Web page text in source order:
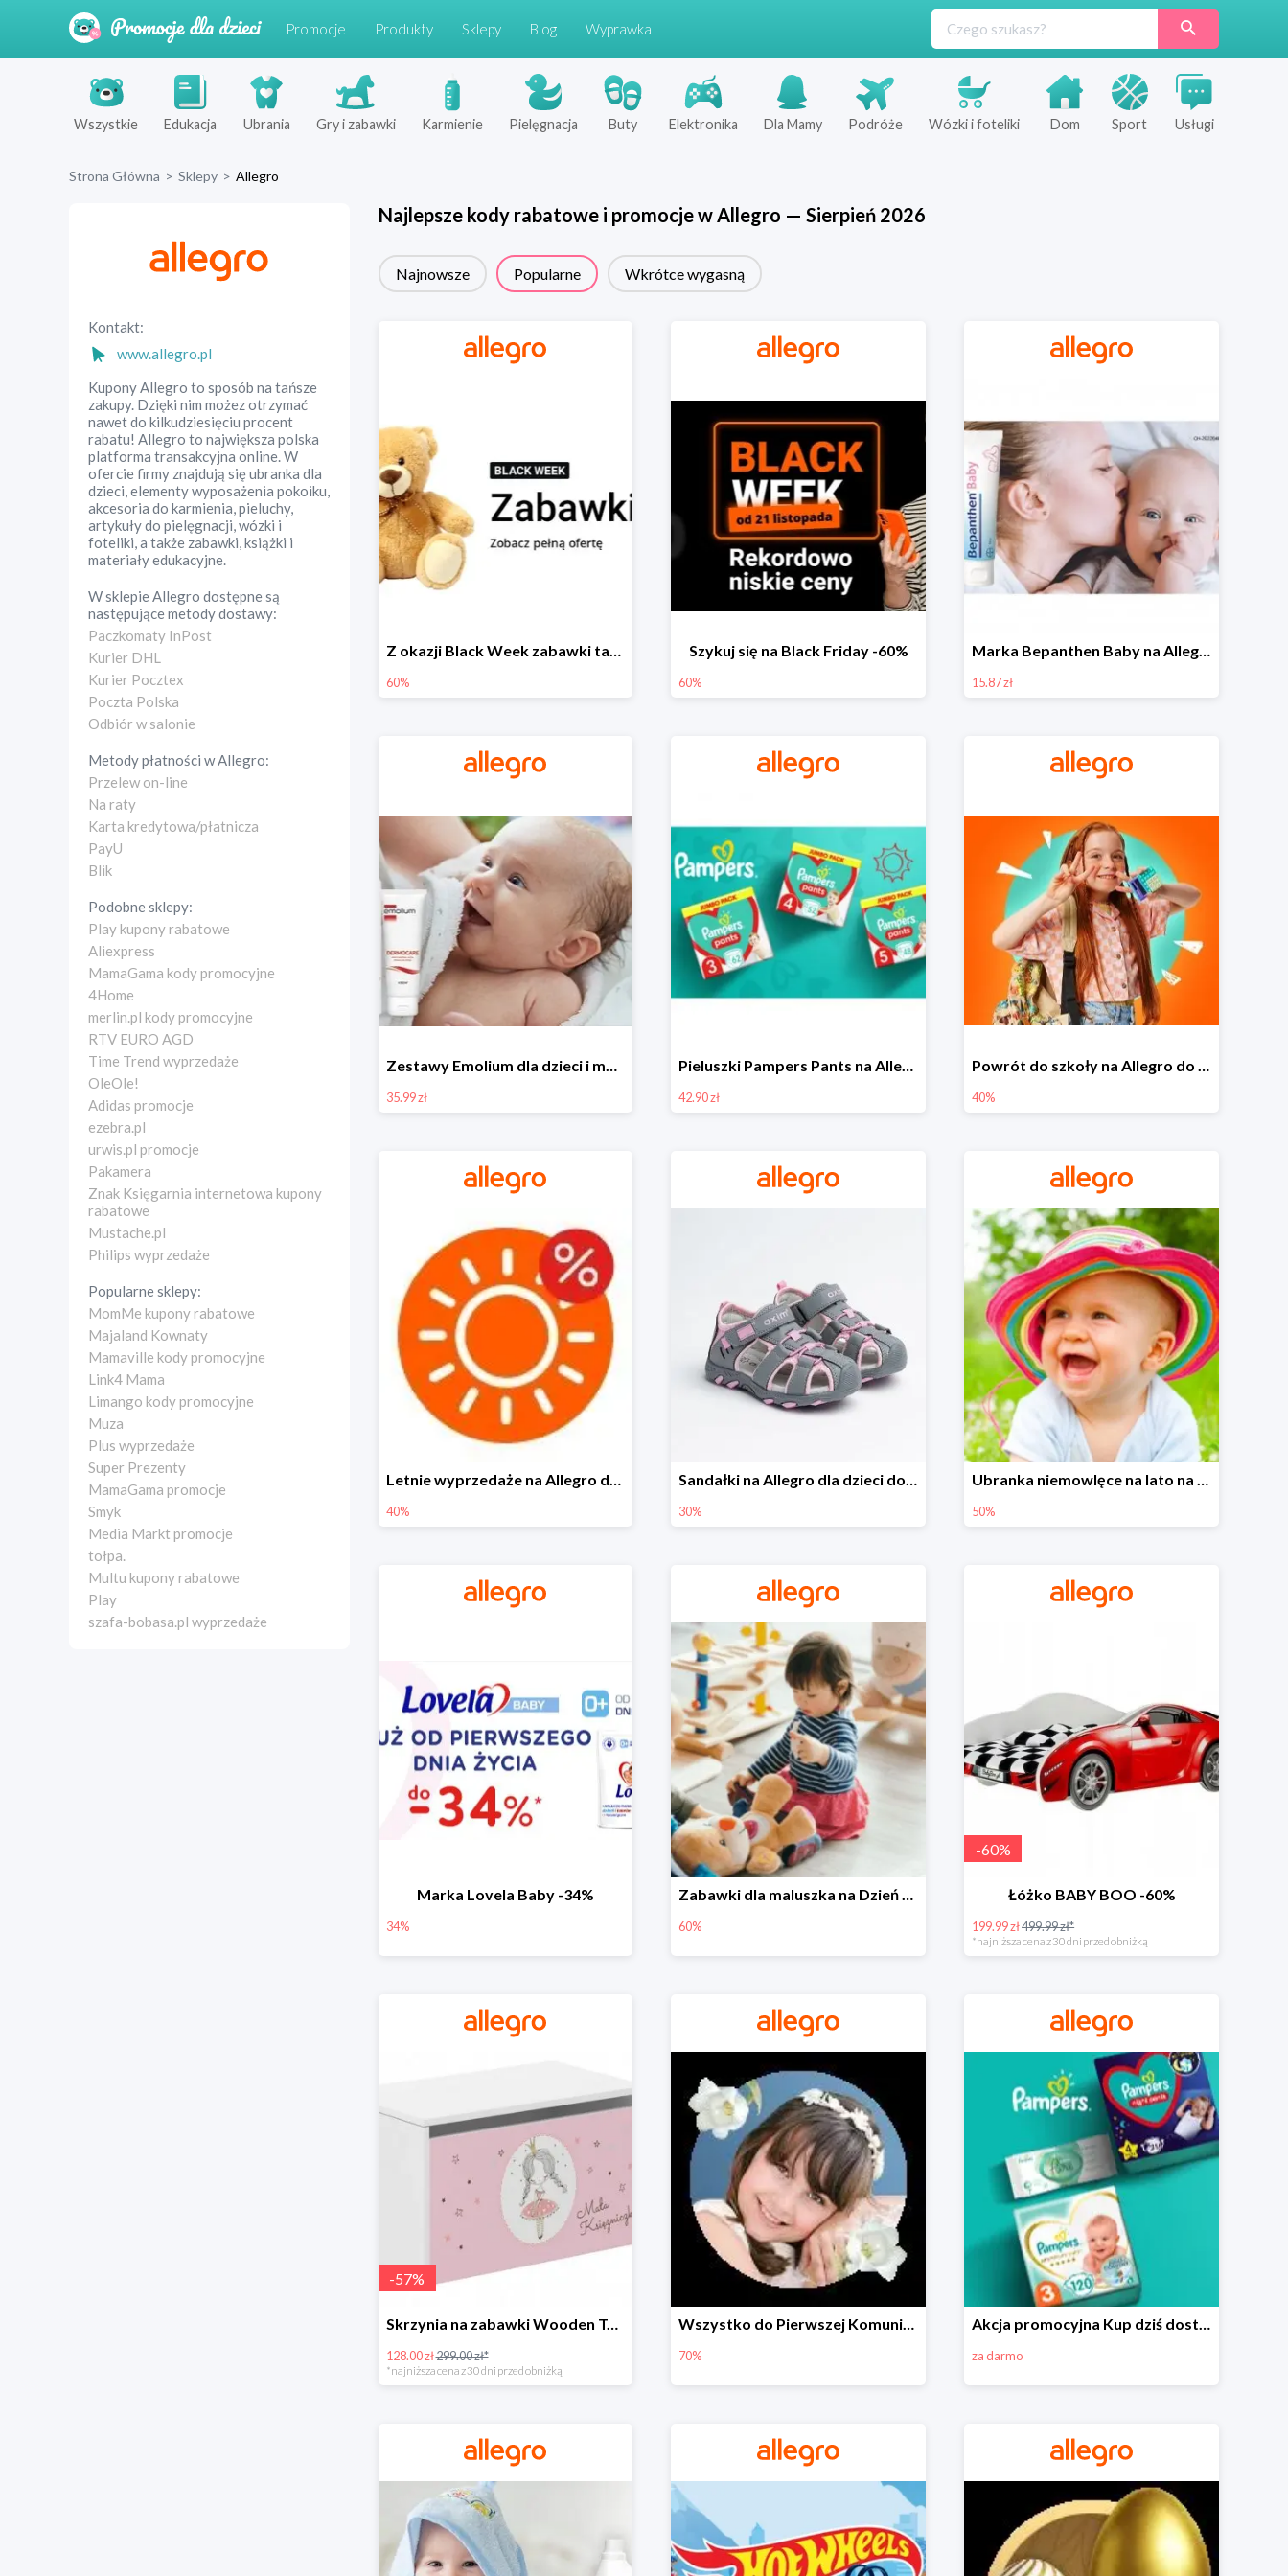
Promocje Produkty Sklepy Blog Wyprawka
Wszystkie Edukacja Ubrania Gry i zabawki Karmienie Pielęgnacja Buty Elektronika Dla Mamy Podróże Wózki i foteliki Dom Sport Usługi
Strona Główna > Sklepy > Allegro
Kontakt:
www.allegro.pl
Kupony Allegro to sposób na tańsze
zakupy. Dzięki nim możez otrzymać
nawet do kilkudziesięciu procent
rabatu! Allegro to największa polska
platforma transakcyjna online. W
ofercie firmy znajdują się ubranka dla
dzieci, elementy wyposażenia pokoiku,
akcesoria do karmienia, pieluchy,
artykuły do pielęgnacji, wózki i
foteliki, a także zabawki, książki i
materiały edukacyjne.
W sklepieAllegro dostępne są
następujące metody dostawy:
Paczkomaty InPost
Kurier DHL
Kurier Pocztex
Poczta Polska
Odbiór w salonie
Metody płatności wAllegro:
Przelew on-line
Na raty
Karta kredytowa/płatnicza
PayU
Blik
Podobne sklepy:
Play kupony rabatowe
Aliexpress
MamaGama kody promocyjne
4Home
merlin.pl kody promocyjne
RTV EURO AGD
Time Trend wyprzedaże
OleOle!
Adidas promocje
ezebra.pl
urwis.pl promocje
Pakamera
Znak Księgarnia internetowa kupony
rabatowe
Mustache.pl
Philips wyprzedaże
Popularne sklepy:
MomMe kupony rabatowe
Majaland Kownaty
Mamaville kody promocyjne
Link4 Mama
Limango kody promocyjne
Muza
Plus wyprzedaże
Super Prezenty
MamaGama promocje
Smyk
Media Markt promocje
tołpa.
Multu kupony rabatowe
Play
szafa-bobasa.pl wyprzedaże
Najlepsze kody rabatowe i promocje wAllegro — Sierpień 2026
Najnowsze Popularne Wkrótce wygasną
Z okazji Black Week zabawki taniej na allegro.pl
60%
Szykuj się na Black Friday -60%
60%
Marka Bepanthen Baby na Allegro od 15,87 zł!
15.87 zł
Zestawy Emolium dla dzieci i mam na Allegro od 35,99 zł
35.99 zł
Pieluszki Pampers Pants na Allegro od 42,90 zł
42.90 zł
Powrót do szkoły na Allegro do -40%
40%
Letnie wyprzedaże na Allegro do -40%
40%
Sandałki na Allegro dla dzieci do -30%
30%
Ubranka niemowlęce na lato na Allegro do -50%
50%
Marka Lovela Baby -34%
34%
Zabawki dla maluszka na Dzień Dziecka na Allegro do -60%
60%
-60%
Łóżko BABY BOO -60%
199.99 zł499.99 zł*
*najniższa cena z 30 dni przed obniżką
-57%
Skrzynia na zabawki Wooden Toys -57%
128.00 zł299.00 zł*
*najniższa cena z 30 dni przed obniżką
Wszystko do Pierwszej Komunii na Allegro do -70%
70%
Akcja promocyjna Kup dziś dostawa jutro
za darmo